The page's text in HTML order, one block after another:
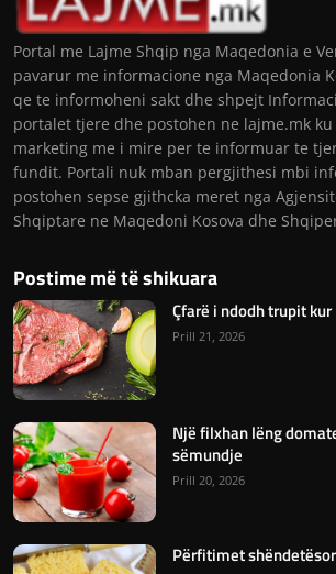
Portal me Lajme Shqip nga Maqedonia e
pavarur me informacione nga Maqedonia
qe te informoheni sakt dhe shpejt
portalet tjere dhe postohen ne lajme.mk
marketing me i mire per te informuar te
fundit. Portali nuk mban pergjithesi mbi
postohen sepse gjithcka meret nga
Shqiptare ne Maqedoni Kosova dhe
Postime më të shikuara
Çfarë i ndodh trupit
Prill 21, 2026
Një filxhan lëng
sëmundje
Prill 20, 2026
Përfitimet